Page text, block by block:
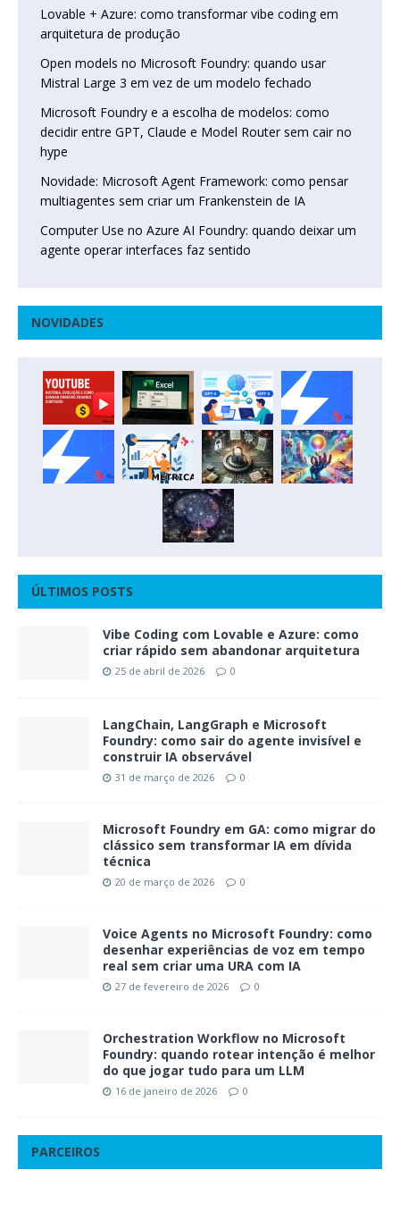
Lovable + Azure: como transformar vibe coding em
arquitetura de produção
Open models no Microsoft Foundry: quando usar
Mistral Large 3 em vez de um modelo fechado
Microsoft Foundry e a escolha de modelos: como
decidir entre GPT, Claude e Model Router sem cair no
hype
Novidade: Microsoft Agent Framework: como pensar
multiagentes sem criar um Frankenstein de IA
Computer Use no Azure AI Foundry: quando deixar um
agente operar interfaces faz sentido
NOVIDADES
ÚLTIMOS POSTS
Vibe Coding com Lovable e Azure: como
criar rápido sem abandonar arquitetura
25 de abril de 2026 0
LangChain, LangGraph e Microsoft
Foundry: como sair do agente invisível e
construir IA observável
31 de março de 2026 0
Microsoft Foundry em GA: como migrar do
clássico sem transformar IA em dívida
técnica
20 de março de 2026 0
Voice Agents no Microsoft Foundry: como
desenhar experiências de voz em tempo
real sem criar uma URA com IA
27 de fevereiro de 2026 0
Orchestration Workflow no Microsoft
Foundry: quando rotear intenção é melhor
do que jogar tudo para um LLM
16 de janeiro de 2026 0
PARCEIROS